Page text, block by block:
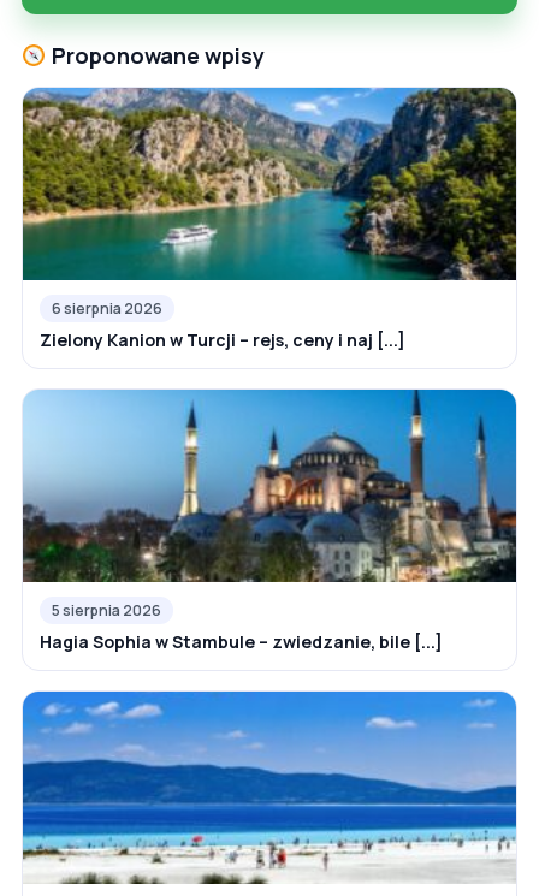
Proponowane wpisy
6 sierpnia 2026
Zielony Kanion w Turcji – rejs, ceny i naj [...]
5 sierpnia 2026
Hagia Sophia w Stambule – zwiedzanie, bile [...]